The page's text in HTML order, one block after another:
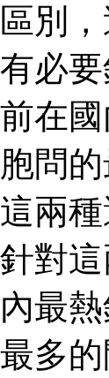
區別
有必
前在
胞問
這兩
針對
內最
最多